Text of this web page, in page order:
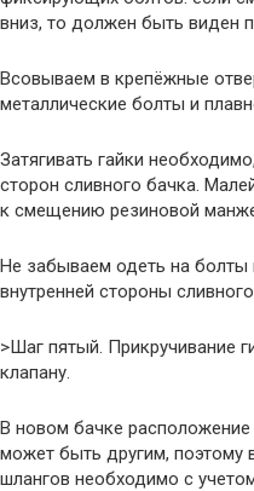
вниз, то должен быть виден
Всовываем в крепёжные
металлические болты и
Затягивать гайки
сторон сливного бачка.
к смещению резиновой
Не забываем одеть на
внутренней стороны
>Шаг пятый. Прикручивание
клапану.
В новом бачке расположение
может быть другим, поэтому
шлангов необходимо с